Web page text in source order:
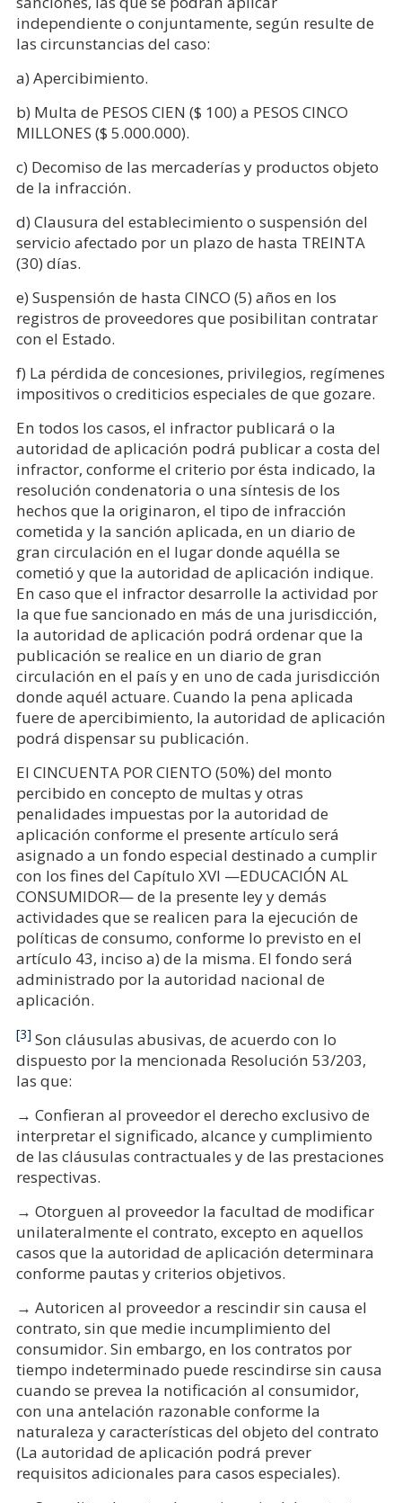
independiente o conjuntamente, según resulte de
las circunstancias del caso:
a) Apercibimiento.
b) Multa de PESOS CIEN ($ 100) a PESOS CINCO
MILLONES ($ 5.000.000).
c) Decomiso de las mercaderías y productos objeto
de la infracción.
d) Clausura del establecimiento o suspensión del
servicio afectado por un plazo de hasta TREINTA
(30) días.
e) Suspensión de hasta CINCO (5) años en los
registros de proveedores que posibilitan contratar
con el Estado.
f) La pérdida de concesiones, privilegios, regímenes
impositivos o crediticios especiales de que gozare.
En todos los casos, el infractor publicará o la
autoridad de aplicación podrá publicar a costa del
infractor, conforme el criterio por ésta indicado, la
resolución condenatoria o una síntesis de los
hechos que la originaron, el tipo de infracción
cometida y la sanción aplicada, en un diario de
gran circulación en el lugar donde aquélla se
cometió y que la autoridad de aplicación indique.
En caso que el infractor desarrolle la actividad por
la que fue sancionado en más de una jurisdicción,
la autoridad de aplicación podrá ordenar que la
publicación se realice en un diario de gran
circulación en el país y en uno de cada jurisdicción
donde aquél actuare. Cuando la pena aplicada
fuere de apercibimiento, la autoridad de aplicación
podrá dispensar su publicación.
El CINCUENTA POR CIENTO (50%) del monto
percibido en concepto de multas y otras
penalidades impuestas por la autoridad de
aplicación conforme el presente artículo será
asignado a un fondo especial destinado a cumplir
con los fines del Capítulo XVI —EDUCACIÓN AL
CONSUMIDOR— de la presente ley y demás
actividades que se realicen para la ejecución de
políticas de consumo, conforme lo previsto en el
artículo 43, inciso a) de la misma. El fondo será
administrado por la autoridad nacional de
aplicación.
[3] Son cláusulas abusivas, de acuerdo con lo
dispuesto por la mencionada Resolución 53/203,
las que:
→ Confieran al proveedor el derecho exclusivo de
interpretar el significado, alcance y cumplimiento
de las cláusulas contractuales y de las prestaciones
respectivas.
→ Otorguen al proveedor la facultad de modificar
unilateralmente el contrato, excepto en aquellos
casos que la autoridad de aplicación determinara
conforme pautas y criterios objetivos.
→ Autoricen al proveedor a rescindir sin causa el
contrato, sin que medie incumplimiento del
consumidor. Sin embargo, en los contratos por
tiempo indeterminado puede rescindirse sin causa
cuando se prevea la notificación al consumidor,
con una antelación razonable conforme la
naturaleza y características del objeto del contrato
(La autoridad de aplicación podrá prever
requisitos adicionales para casos especiales).